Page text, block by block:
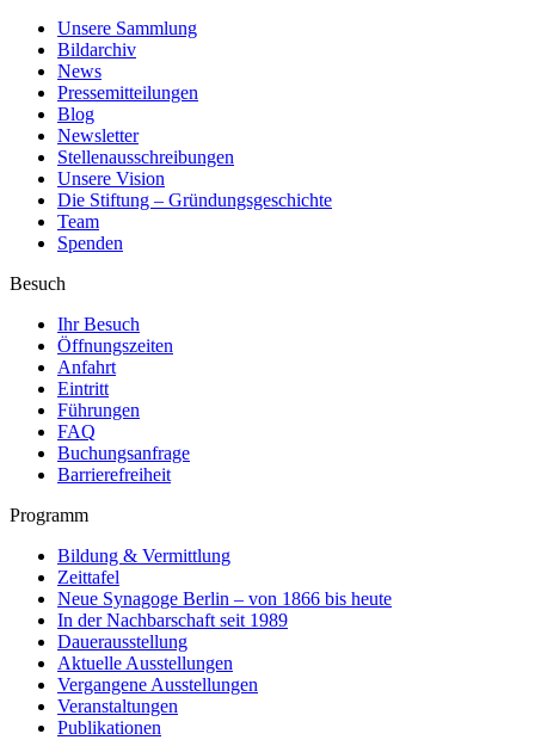
Unsere Sammlung
Bildarchiv
News
Pressemitteilungen
Blog
Newsletter
Stellenausschreibungen
Unsere Vision
Die Stiftung – Gründungsgeschichte
Team
Spenden
Besuch
Ihr Besuch
Öffnungszeiten
Anfahrt
Eintritt
Führungen
FAQ
Buchungsanfrage
Barrierefreiheit
Programm
Bildung & Vermittlung
Zeittafel
Neue Synagoge Berlin – von 1866 bis heute
In der Nachbarschaft seit 1989
Dauerausstellung
Aktuelle Ausstellungen
Vergangene Ausstellungen
Veranstaltungen
Publikationen